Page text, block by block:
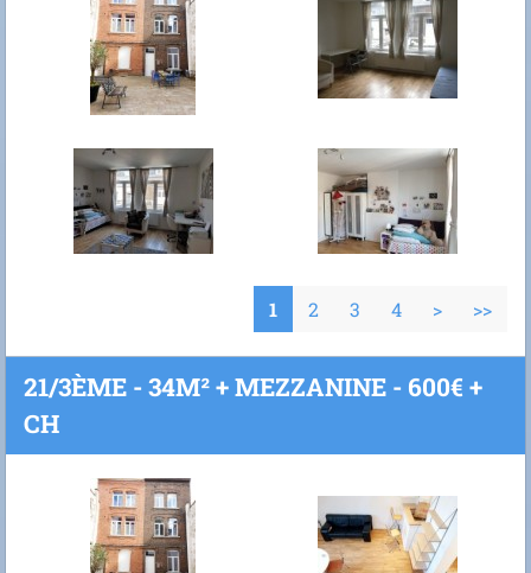
1 2 3 4 > >>
21/3ÈME - 34M² + MEZZANINE - 600€ +
CH